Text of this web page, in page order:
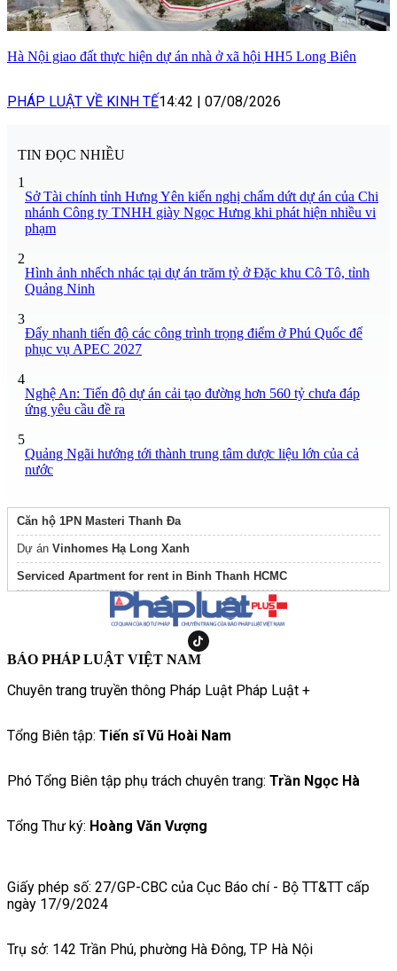
Hà Nội giao đất thực hiện dự án nhà ở xã hội HH5 Long Biên
PHÁP LUẬT VỀ KINH TẾ14:42 | 07/08/2026
TIN ĐỌC NHIỀU
1
Sở Tài chính tỉnh Hưng Yên kiến nghị chấm dứt dự án của Chi
nhánh Công ty TNHH giày Ngọc Hưng khi phát hiện nhiều vi
phạm
2
Hình ảnh nhếch nhác tại dự án trăm tỷ ở Đặc khu Cô Tô, tỉnh
Quảng Ninh
3
Đẩy nhanh tiến độ các công trình trọng điểm ở Phú Quốc để
phục vụ APEC 2027
4
Nghệ An: Tiến độ dự án cải tạo đường hơn 560 tỷ chưa đáp
ứng yêu cầu đề ra
5
Quảng Ngãi hướng tới thành trung tâm dược liệu lớn của cả
nước
Căn hộ 1PN Masteri Thanh Đa
Dự án Vinhomes Hạ Long Xanh
Serviced Apartment for rent in Binh Thanh HCMC
BÁO PHÁP LUẬT VIỆT NAM
Chuyên trang truyền thông Pháp Luật Pháp Luật +
Tổng Biên tập: Tiến sĩ Vũ Hoài Nam
Phó Tổng Biên tập phụ trách chuyên trang: Trần Ngọc Hà
Tổng Thư ký: Hoàng Văn Vượng
Giấy phép số: 27/GP-CBC của Cục Báo chí - Bộ TT&TT cấp
ngày 17/9/2024
Trụ sở: 142 Trần Phú, phường Hà Đông, TP Hà Nội